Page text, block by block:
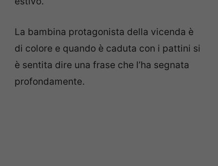
La bambina protagonista della vicenda è
di colore e quando è caduta con i pattini si
è sentita dire una frase che l’ha segnata
profondamente.